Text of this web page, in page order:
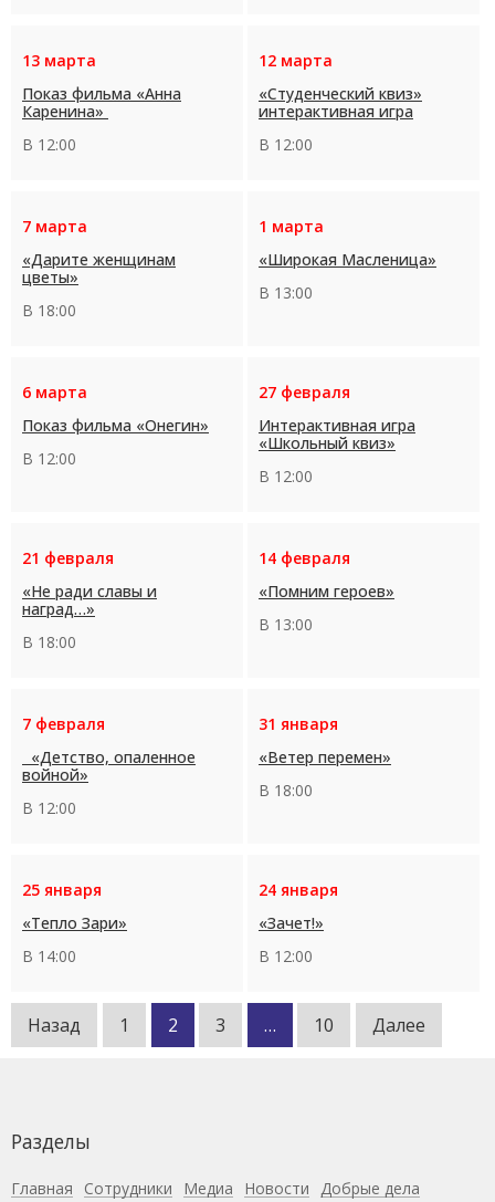
13 марта
Показ фильма «Анна
Каренина»
В 12:00
12 марта
«Студенческий квиз»
интерактивная игра
В 12:00
7 марта
«Дарите женщинам
цветы»
В 18:00
1 марта
«Широкая Масленица»
В 13:00
6 марта
Показ фильма «Онегин»
В 12:00
27 февраля
Интерактивная игра
«Школьный квиз»
В 12:00
21 февраля
«Не ради славы и
наград…»
В 18:00
14 февраля
«Помним героев»
В 13:00
7 февраля
«Детство, опаленное
войной»
В 12:00
31 января
«Ветер перемен»
В 18:00
25 января
«Тепло Зари»
В 14:00
24 января
«Зачет!»
В 12:00
Пагинация
записей
Назад 1 2 3 … 10 Далее
Разделы
Главная Сотрудники Медиа Новости Добрые дела